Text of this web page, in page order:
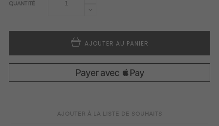
QUANTITÉ
AJOUTER AU PANIER
AJOUTER À LA LISTE DE SOUHAITS